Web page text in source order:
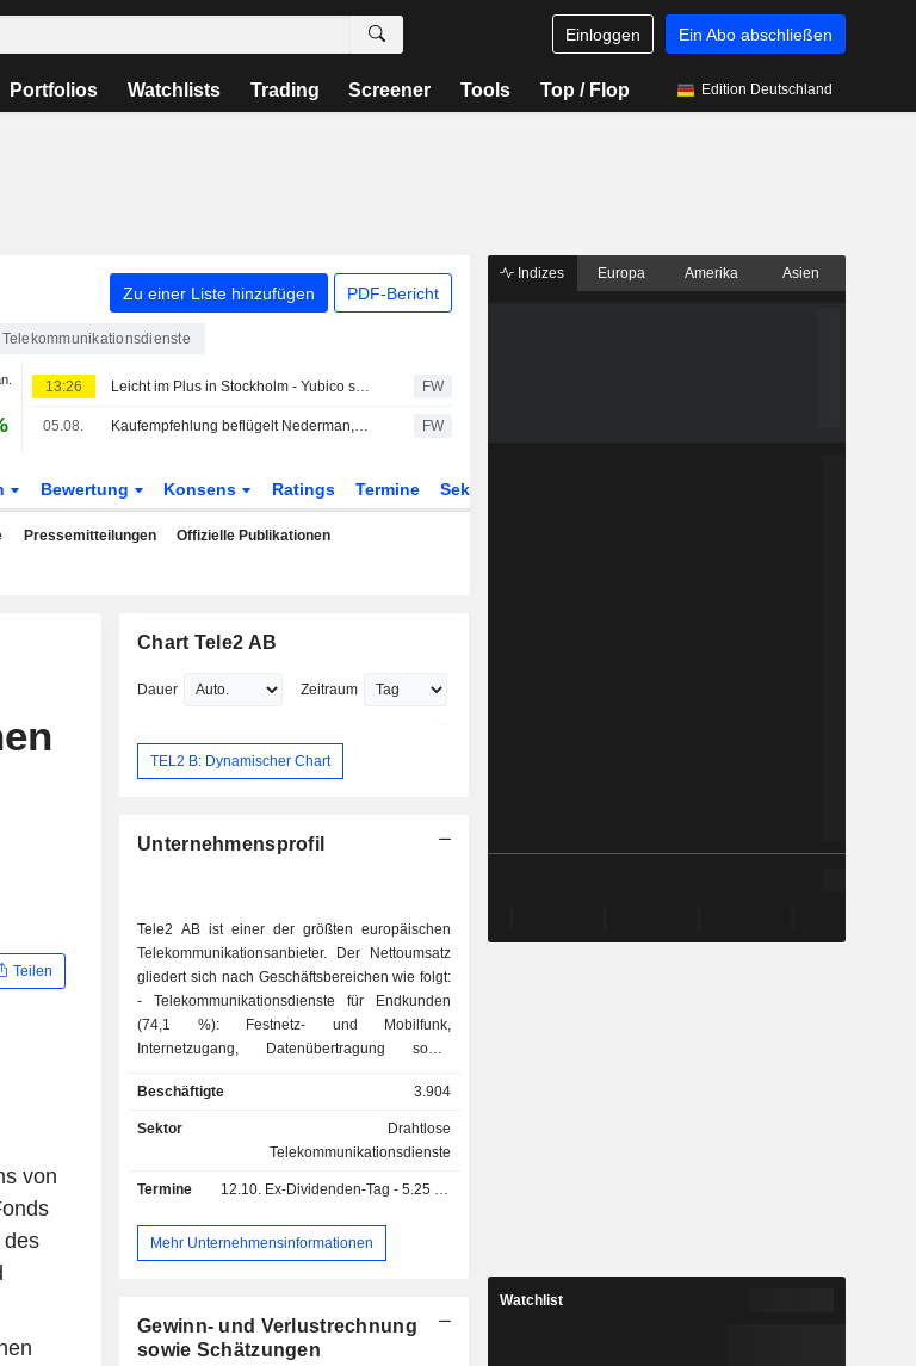
Einloggen Ein Abo abschließen
Portfolios Watchlists Trading Screener Tools Top / Flop Edition Deutschland
Zu einer Liste hinzufügen PDF-Bericht
13:26 Leicht im Plus in Stockholm - Yubico schießt nach Zahlen nach oben FW
05.08. Kaufempfehlung beflügelt Nederman, OMXS30 nahezu unverändert FW
Bewertung Konsens Ratings Termine Sektor
Pressemitteilungen Offizielle Publikationen
Teilen
von
Chart Tele2 AB
Dauer Zeitraum
TEL2 B: Dynamischer Chart
Unternehmensprofil
Tele2 AB ist einer der größten europäischen
Telekommunikationsanbieter. Der Nettoumsatz
gliedert sich nach Geschäftsbereichen wie folgt:
- Telekommunikationsdienste für Endkunden
(74,1 %): Festnetz- und Mobilfunk,
Internetzugang, Datenübertragung sowie
Kommunikationsgeräten (18,4 %); -
Telekommunikationsdienstleistungen für
Telekommunikationsbetreiber (7,5 %).
folgt: Schweden (76,5 %), Litauen (13,5 %),
Beschäftigte 3.904
Sektor
Drahtlose
Telekommunikationsdienste
Termine 12.10. Ex-Dividenden-Tag - 5.25 SEK
Mehr Unternehmensinformationen
Gewinn- und Verlustrechnung
sowie Schätzungen
Indizes Europa Amerika Asien
Watchlist